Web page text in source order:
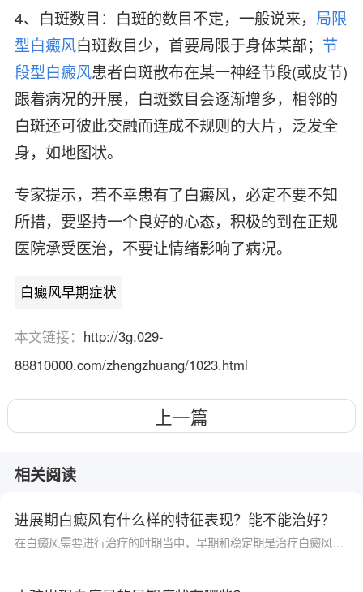
4、白斑数目：白斑的数目不定，一般说来， 局限
型白癜风白斑数目少，首要局限于身体某部； 节
段型白癜风患者白斑散布在某一神经节段(或皮节)
跟着病况的开展，白斑数目会逐渐增多，相邻的
白斑还可彼此交融而连成不规则的大片，泛发全
身，如地图状。
专家提示，若不幸患有了白癜风，必定不要不知
所措，要坚持一个良好的心态，积极的到在正规
医院承受医治，不要让情绪影响了病况。
白癜风早期症状
本文链接： http://3g.029-
88810000.com/zhengzhuang/1023.html
上一篇
相关阅读
进展期白癜风有什么样的特征表现？能不能治好？
在白癜风需要进行治疗的时期当中，早期和稳定期是治疗白癜风的关键时间，只要患者能够把握好这两个时期，把白癜风治好的概率还是比较大的，但是也有很多患者因为各种各样的原因错过了这两个治疗的重要时期，有相当多的白癜风患者在治疗的时候白斑是处在进展期的。那么白癜风在进展期应该要怎么治疗呢？进展期的白癜风能不能被治好？